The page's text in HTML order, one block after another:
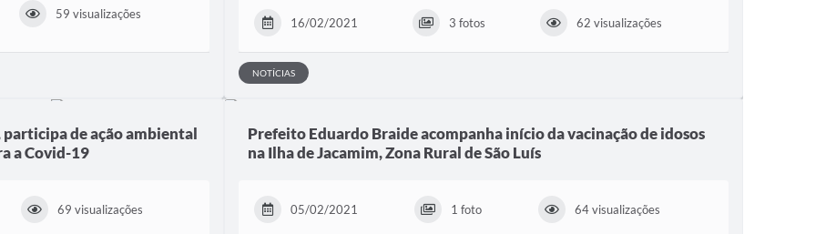
59 visualizações
16/02/2021 3 fotos 62 visualizações
NOTÍCIAS
de ação ambiental
a Covid-19
69 visualizações
Prefeito Eduardo Braide acompanha início da vacinação de idosos
na Ilha de Jacamim, Zona Rural de São Luís
05/02/2021 1 foto 64 visualizações